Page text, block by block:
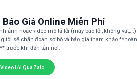
Giá Online Miễn Phí
ảnh hoặc video mô tả lỗi (máy báo lỗi, không vắt,...)
tôi sẽ chẩn đoán sơ bộ và báo giá tham khảo **hoàn
trước khi đến tận nơi.
Video Lỗi Qua Zalo